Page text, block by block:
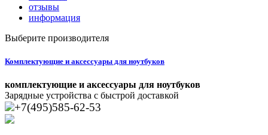
отзывы
информация
Выберите производителя
Комплектующие и аксессуары для ноутбуков
комплектующие и аксессуары для ноутбуков
Зарядные устройства с быстрой доставкой
+7(495)585-62-53